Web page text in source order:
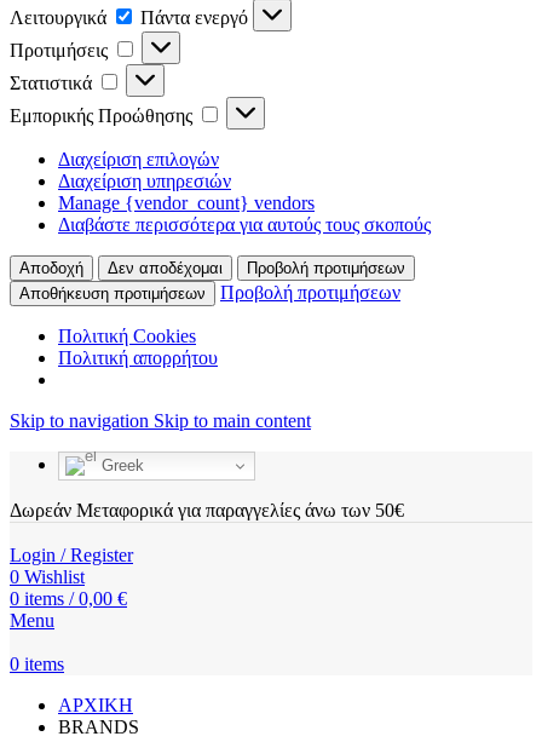
Λειτουργικά
Πάντα ενεργό
Προτιμήσεις
Στατιστικά
Εμπορικής Προώθησης
Διαχείριση επιλογών
Διαχείριση υπηρεσιών
Manage {vendor_count} vendors
Διαβάστε περισσότερα για αυτούς τους σκοπούς
Αποδοχή Δεν αποδέχομαι
Προβολή προτιμήσεων
Αποθήκευση προτιμήσεων
Προβολή προτιμήσεων
Πολιτική Cookies
Πολιτική απορρήτου
Skip to navigation Skip to main content
Greek
Δωρεάν Μεταφορικά για παραγγελίες άνω των 50€
Login / Register
0 Wishlist
0 items / 0,00 €
Menu
0 items
ΑΡΧΙΚΗ
BRANDS